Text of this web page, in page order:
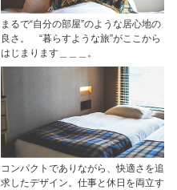
まるで“自分の部屋”のような居心地の
良さ。 “暮らすような旅”がここから
はじまります＿＿＿。
コンパクトでありながら、快適さを追
求したデザイン。仕事と休日を両立す